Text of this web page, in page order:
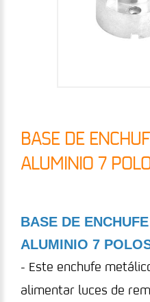
BASE DE
ALUMINIO 7
BASE DE
ALUMINIO 7
- Este enchufe
alimentar luces de